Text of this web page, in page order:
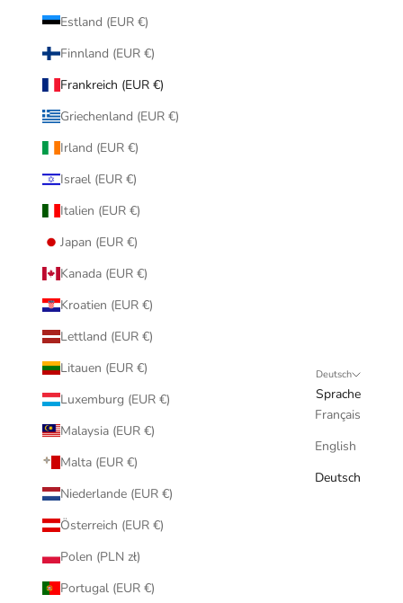
Estland (EUR €)
Finnland (EUR €)
Frankreich (EUR €)
Griechenland (EUR €)
Irland (EUR €)
Israel (EUR €)
Italien (EUR €)
Japan (EUR €)
Kanada (EUR €)
Kroatien (EUR €)
Lettland (EUR €)
Litauen (EUR €)
Luxemburg (EUR €)
Malaysia (EUR €)
Malta (EUR €)
Niederlande (EUR €)
Österreich (EUR €)
Polen (PLN zł)
Portugal (EUR €)
Deutsch
Sprache
Français
English
Deutsch